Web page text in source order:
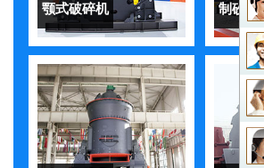
颚式破碎机 制砂机